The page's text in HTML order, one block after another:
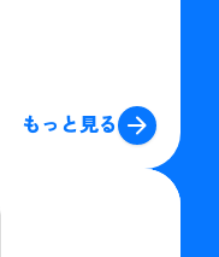
もっと見る